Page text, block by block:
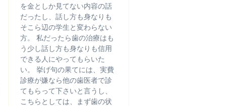
を金としか見てない内容の話
だったし、話し方も身なりも
そこら辺の学生と変わらない
方。 私だったら歯の治療はも
う少し話し方も身なりも信用
できる人にやってもらいた
い。 挙げ句の果てには、実費
診療が嫌なら他の歯医者で診
てもらって下さいと言うし、
こちらとしては、まず歯の状